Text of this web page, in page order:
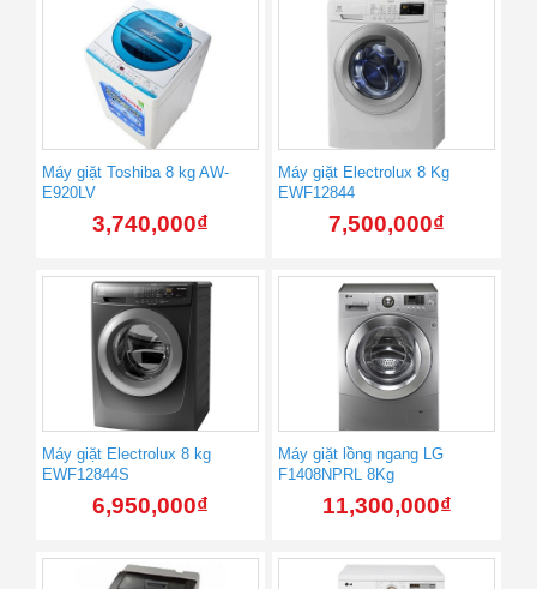
Máy giặt Toshiba 8 kg AW-
E920LV
3,740,000₫
Máy giặt Electrolux 8 Kg
EWF12844
7,500,000₫
Máy giặt Electrolux 8 kg
EWF12844S
6,950,000₫
Máy giặt lồng ngang LG
F1408NPRL 8Kg
11,300,000₫